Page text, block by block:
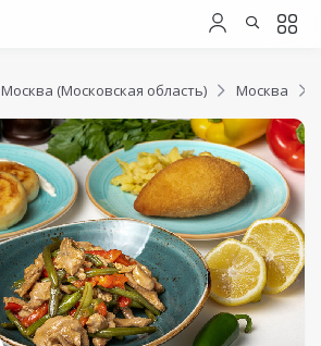
Москва (Московская область) Москва